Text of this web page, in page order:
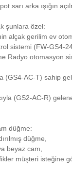
sarı arka ışığın
şunlara özel:
alçak gerilim ev
sistemi (FW-GS4-
Radyo otomasyon
(GS4-AC-T) sahip
(GS2-AC-R)
düğme:
düğme,
beyaz cam,
müşteri isteğine